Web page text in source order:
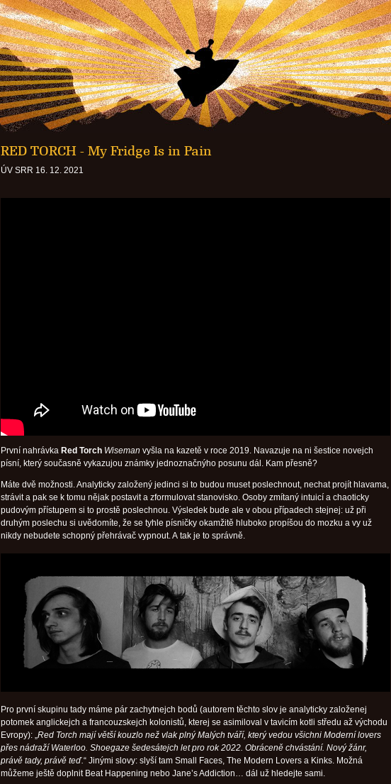
RED TORCH - My Fridge Is in Pain
ÚV SRR 16. 12. 2021
První nahrávka Red Torch Wiseman vyšla na kazetě v roce 2019. Navazuje na ni šestice novejch
písní, který současně vykazujou známky jednoznačnýho posunu dál. Kam přesně?
Máte dvě možnosti. Analyticky založený jedinci si to budou muset poslechnout, nechat projít hlavama,
strávit a pak se k tomu nějak postavit a zformulovat stanovisko. Osoby zmítaný intuicí a chaoticky
pudovým přístupem si to prostě poslechnou. Výsledek bude ale v obou případech stejnej: už při
druhým poslechu si uvědomíte, že se tyhle písničky okamžitě hluboko propíšou do mozku a vy už
nikdy nebudete schopný přehrávač vypnout. A tak je to správně.
Pro první skupinu tady máme pár zachytnejch bodů (autorem těchto slov je analyticky založenej
potomek anglickejch a francouzskejch kolonistů, kterej se asimiloval v tavicím kotli středu až východu
Evropy): „Red Torch mají větší kouzlo než vlak plný Malých tváří, který vedou všichni Moderní lovers
přes nádraží Waterloo. Shoegaze šedesátejch let pro rok 2022. Obráceně chvástání. Nový žánr,
právě tady, právě teď.“ Jinými slovy: slyší tam Small Faces, The Modern Lovers a Kinks. Možná
můžeme ještě doplnit Beat Happening nebo Jane’s Addiction… dál už hledejte sami.